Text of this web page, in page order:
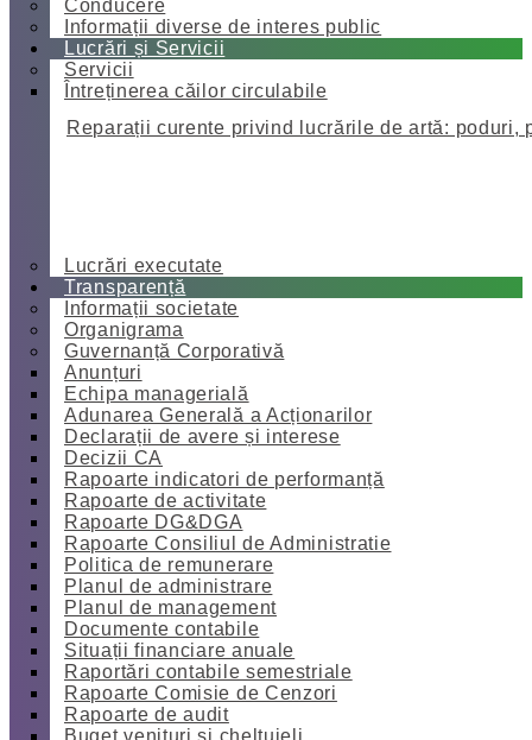
Conducere
Informații diverse de interes public
Lucrări și Servicii
Servicii
Întreținerea căilor circulabile
Reparații curente privind lucrările de artă: poduri,
Lucrări executate
Transparență
Informații societate
Organigrama
Guvernanță Corporativă
Anunțuri
Echipa managerială
Adunarea Generală a Acționarilor
Declarații de avere și interese
Decizii CA
Rapoarte indicatori de performanță
Rapoarte de activitate
Rapoarte DG&DGA
Rapoarte Consiliul de Administratie
Politica de remunerare
Planul de administrare
Planul de management
Documente contabile
Situații financiare anuale
Raportări contabile semestriale
Rapoarte Comisie de Cenzori
Rapoarte de audit
Buget venituri și cheltuieli